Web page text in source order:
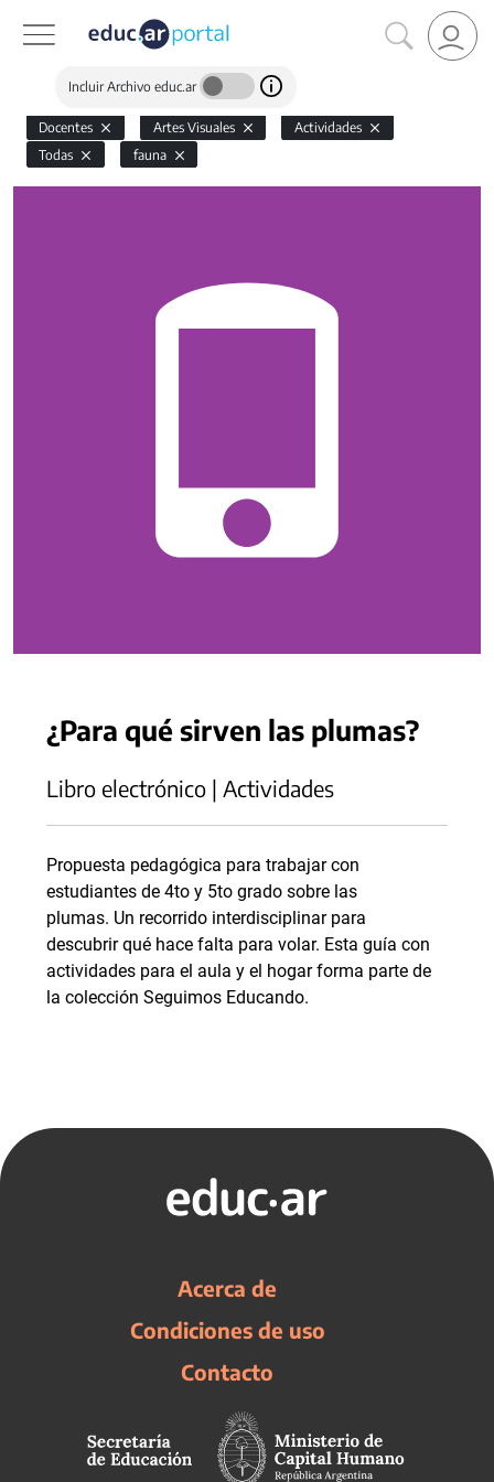
Incluir Archivo educ.ar
Docentes Artes Visuales
Actividades
Todas
fauna
¿Para qué sirven las plumas?
Libro electrónico | Actividades
Propuesta pedagógica para trabajar con
estudiantes de 4to y 5to grado sobre las
plumas. Un recorrido interdisciplinar para
descubrir qué hace falta para volar. Esta guía con
actividades para el aula y el hogar forma parte de
la colección Seguimos Educando.
Acerca de
Condiciones de uso
Contacto